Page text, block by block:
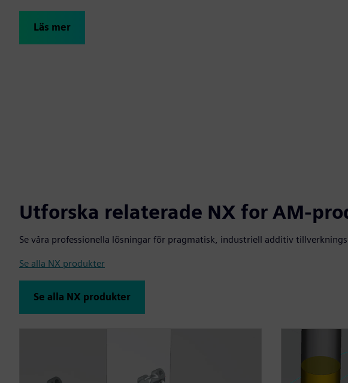
Läs mer
Utforska relaterade NX for AM-
Se våra professionella lösningar för pragmatisk, industriell additiv
Se alla NX produkter
Se alla NX produkter